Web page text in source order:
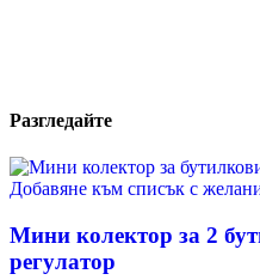
Разгледайте
Добавяне към списък с
Мини колектор за 2
регулатор